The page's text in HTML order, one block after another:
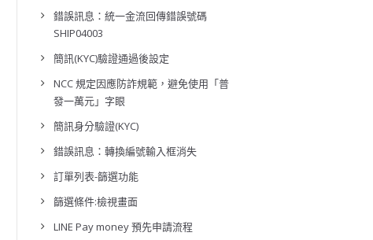
錯誤訊息：統一金流回傳錯誤號碼
SHIP04003
簡訊(KYC)驗證通過後設定
NCC 規定因應防詐規範，避免使用「普
發一萬元」字眼
簡訊身分驗證(KYC)
錯誤訊息：轉換編號輸入框消失
訂單列表-篩選功能
篩選條件:檢視畫面
LINE Pay money 預先申請流程